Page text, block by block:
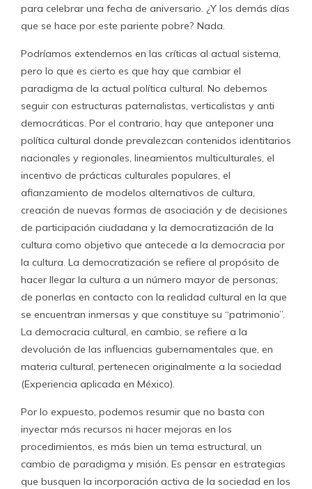
para celebrar una fecha de aniversario. ¿Y los demás días
que se hace por este pariente pobre? Nada.
Podríamos extendernos en las críticas al actual sistema,
pero lo que es cierto es que hay que cambiar el
paradigma de la actual política cultural. No debemos
seguir con estructuras paternalistas, verticalistas y anti
democráticas. Por el contrario, hay que anteponer una
política cultural donde prevalezcan contenidos identitarios
nacionales y regionales, lineamientos multiculturales, el
incentivo de prácticas culturales populares, el
afianzamiento de modelos alternativos de cultura,
creación de nuevas formas de asociación y de decisiones
de participación ciudadana y la democratización de la
cultura como objetivo que antecede a la democracia por
la cultura. La democratización se refiere al propósito de
hacer llegar la cultura a un número mayor de personas;
de ponerlas en contacto con la realidad cultural en la que
se encuentran inmersas y que constituye su “patrimonio”.
La democracia cultural, en cambio, se refiere a la
devolución de las influencias gubernamentales que, en
materia cultural, pertenecen originalmente a la sociedad
(Experiencia aplicada en México).
Por lo expuesto, podemos resumir que no basta con
inyectar más recursos ni hacer mejoras en los
procedimientos, es más bien un tema estructural, un
cambio de paradigma y misión. Es pensar en estrategias
que busquen la incorporación activa de la sociedad en los